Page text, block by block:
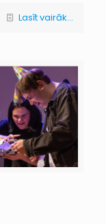
Lasīt vairāk...